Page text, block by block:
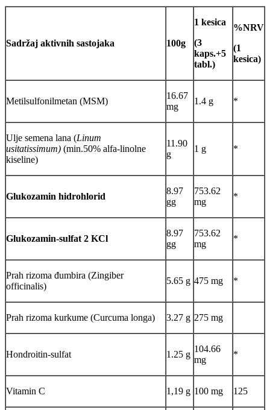
Sadržaj aktivnih sastojaka 100g
1 kesica
(3
kaps.+5
tabl.)
%NRV
(1
kesica)
Metilsulfonilmetan (MSM)
16.67
mg
1.4 g *
Ulje semena lana (Linum
usitatissimum) (min.50% alfa-linolne
kiseline)
11.90
g
1 g *
Glukozamin hidrohlorid
8.97
gg
753.62
mg
*
Glukozamin-sulfat 2 KCl
8.97
gg
753.62
mg
*
Prah rizoma đumbira (Zingiber
officinalis)
5.65 g 475 mg *
Prah rizoma kurkume (Curcuma longa) 3.27 g 275 mg
Hondroitin-sulfat 1.25 g
104.66
mg
*
Vitamin C 1,19 g 100 mg 125